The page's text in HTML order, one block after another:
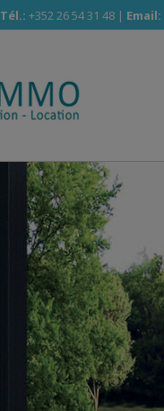
Tél.: +352 26 54 31 48 | Email: